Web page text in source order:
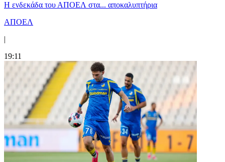
Η ενδεκάδα του ΑΠΟΕΛ στα... αποκαλυπτήρια
ΑΠΟΕΛ
|
19:11